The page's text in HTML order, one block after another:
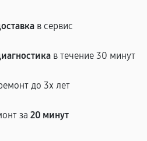
в сервис
в течение 30 минут
до 3х лет
за20 минут